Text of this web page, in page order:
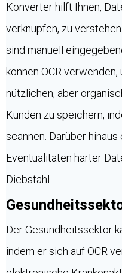
Konverter hilft Ihnen,
verknüpfen, zu
sind manuell
können OCR
nützlichen, aber
Kunden zu speichern,
scannen. Darüber
Eventualitäten harter
Diebstahl.
Der Gesundheitssektor
indem er sich auf OCR